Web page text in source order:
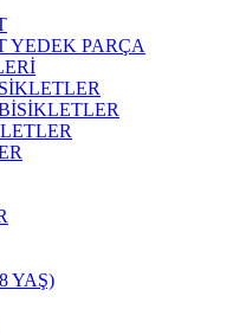
YEDEK PARÇA
YAŞ)